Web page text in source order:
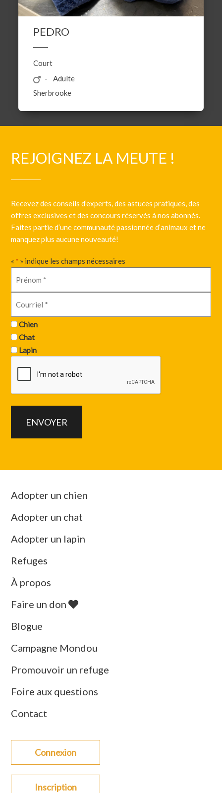
PEDRO
Court
Adulte
Sherbrooke
REJOIGNEZ LA MEUTE !
Recevez des conseils d’experts, des astuces pratiques, des
offres exclusives et des concours réservés à nos abonnés.
Faites partie d’une communauté passionnée d’animaux et ne
manquez plus aucune nouveauté!
«* » indique les champs nécessaires
Chien
Chat
Lapin
Adopter un chien
Adopter un chat
Adopter un lapin
Refuges
À propos
Faire un don
Blogue
Campagne Mondou
Promouvoir un refuge
Foire aux questions
Contact
Connexion
Inscription